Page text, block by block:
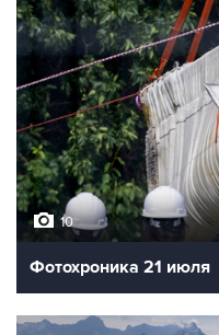
10
Фотохроника 21 июля